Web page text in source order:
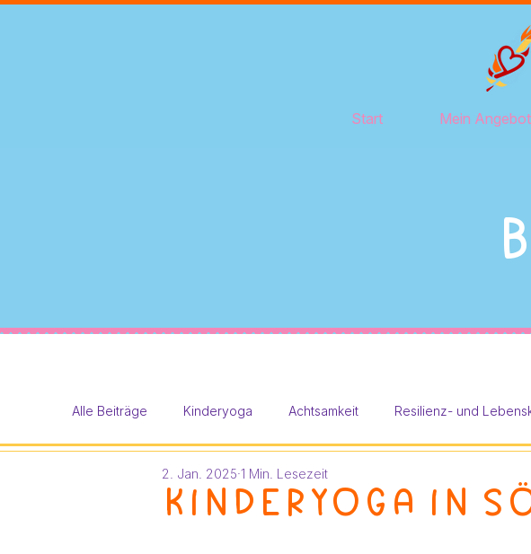
Start Mein Angebot
Alle Beiträge Kinderyoga Achtsamkeit Resilienz- und
Kinderyoga in
2. Jan. 2025 1 Min. Lesezeit